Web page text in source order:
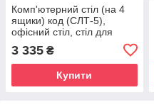
Комп'ютерний стіл (на 4
ящики) код (СЛТ-5),
офісний стіл, стіл для
3 335 ₴
Купити